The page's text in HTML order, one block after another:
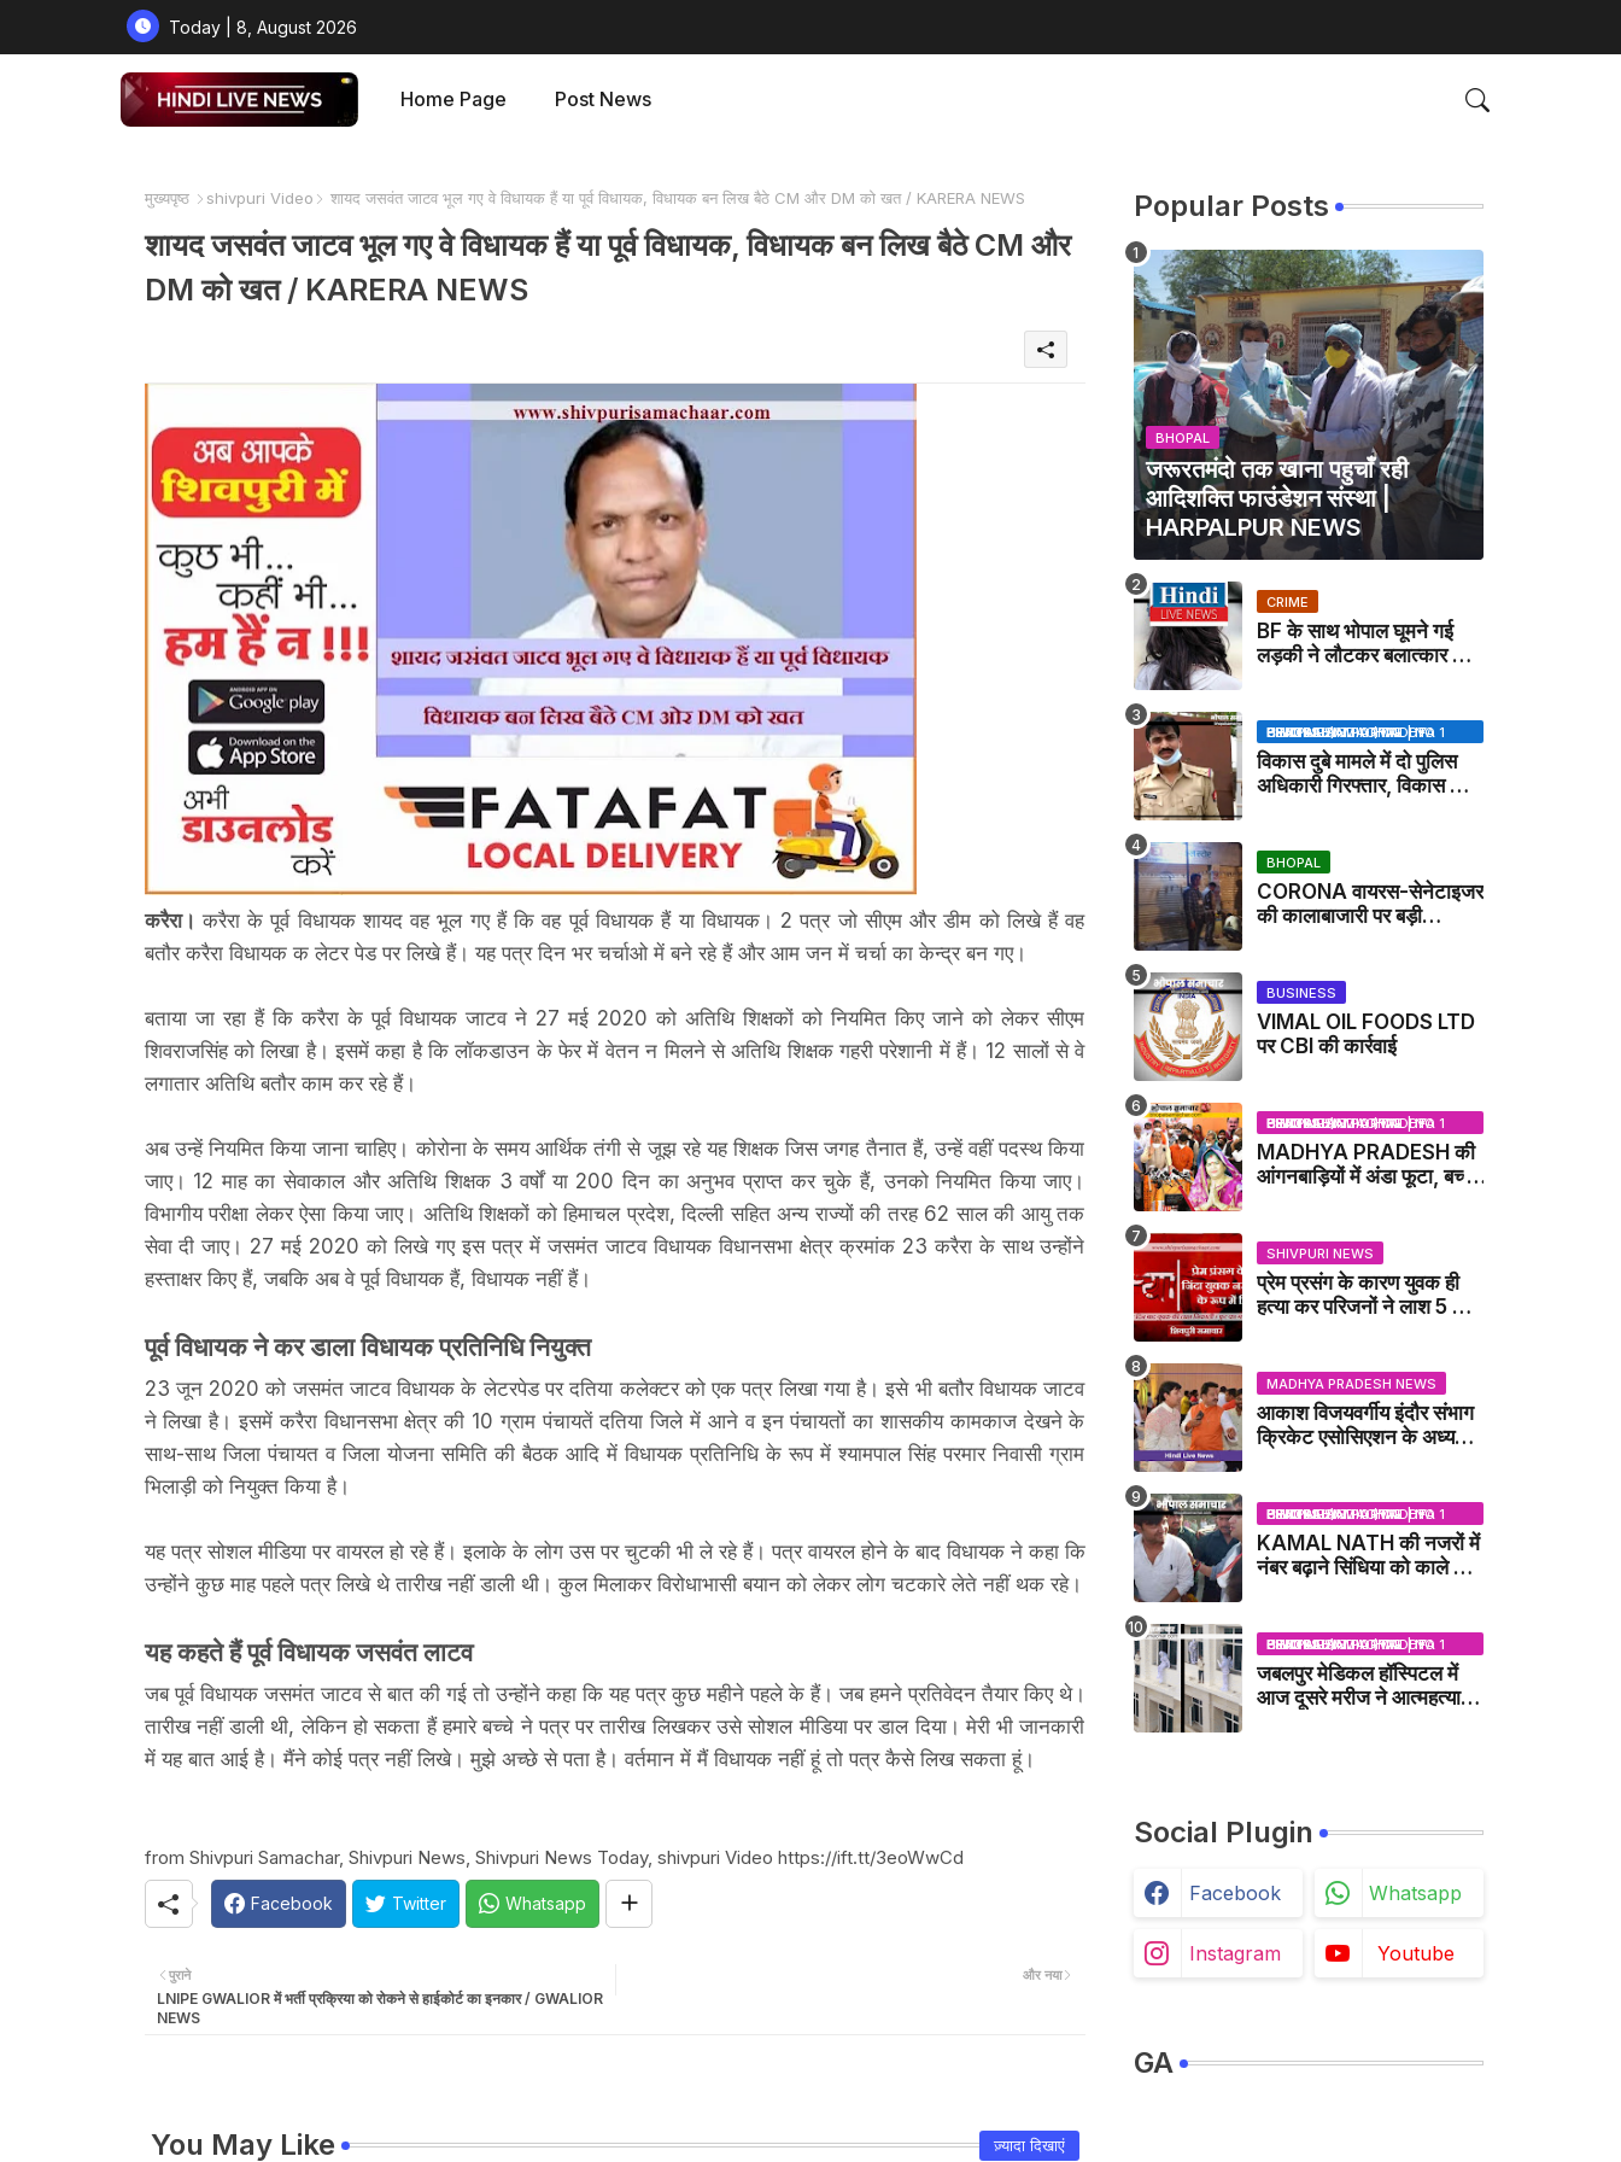
Today | 8, August 2026
Home Page Post News
मुख्यपृष्ठ shivpuri Video शायद जसवंत जाटव भूल गए वे विधायक हैं या पूर्व विधायक, विधायक बन लिख बैठे CM और DM को खत / KARERA NEWS
शायद जसवंत जाटव भूल गए वे विधायक हैं या पूर्व विधायक, विधायक बन लिख बैठे CM और
DM को खत / KARERA NEWS
करैरा। करैरा के पूर्व विधायक शायद वह भूल गए हैं कि वह पूर्व विधायक हैं या विधायक। 2 पत्र जो सीएम और डीम को लिखे हैं वह
बतौर करैरा विधायक क लेटर पेड पर लिखे हैं। यह पत्र दिन भर चर्चाओ में बने रहे हैं और आम जन में चर्चा का केन्द्र बन गए।
बताया जा रहा हैं कि करैरा के पूर्व विधायक जाटव ने 27 मई 2020 को अतिथि शिक्षकों को नियमित किए जाने को लेकर सीएम
शिवराजसिंह को लिखा है। इसमें कहा है कि लॉकडाउन के फेर में वेतन न मिलने से अतिथि शिक्षक गहरी परेशानी में हैं। 12 सालों से वे
लगातार अतिथि बतौर काम कर रहे हैं।
अब उन्हें नियमित किया जाना चाहिए। कोरोना के समय आर्थिक तंगी से जूझ रहे यह शिक्षक जिस जगह तैनात हैं, उन्हें वहीं पदस्थ किया
जाए। 12 माह का सेवाकाल और अतिथि शिक्षक 3 वर्षों या 200 दिन का अनुभव प्राप्त कर चुके हैं, उनको नियमित किया जाए।
विभागीय परीक्षा लेकर ऐसा किया जाए। अतिथि शिक्षकों को हिमाचल प्रदेश, दिल्ली सहित अन्य राज्यों की तरह 62 साल की आयु तक
सेवा दी जाए। 27 मई 2020 को लिखे गए इस पत्र में जसमंत जाटव विधायक विधानसभा क्षेत्र क्रमांक 23 करैरा के साथ उन्होंने
हस्ताक्षर किए हैं, जबकि अब वे पूर्व विधायक हैं, विधायक नहीं हैं।
पूर्व विधायक ने कर डाला विधायक प्रतिनिधि नियुक्त
23 जून 2020 को जसमंत जाटव विधायक के लेटरपेड पर दतिया कलेक्टर को एक पत्र लिखा गया है। इसे भी बतौर विधायक जाटव
ने लिखा है। इसमें करैरा विधानसभा क्षेत्र की 10 ग्राम पंचायतें दतिया जिले में आने व इन पंचायतों का शासकीय कामकाज देखने के
साथ-साथ जिला पंचायत व जिला योजना समिति की बैठक आदि में विधायक प्रतिनिधि के रूप में श्यामपाल सिंह परमार निवासी ग्राम
भिलाड़ी को नियुक्त किया है।
यह पत्र सोशल मीडिया पर वायरल हो रहे हैं। इलाके के लोग उस पर चुटकी भी ले रहे हैं। पत्र वायरल होने के बाद विधायक ने कहा कि
उन्होंने कुछ माह पहले पत्र लिखे थे तारीख नहीं डाली थी। कुल मिलाकर विरोधाभासी बयान को लेकर लोग चटकारे लेते नहीं थक रहे।
यह कहते हैं पूर्व विधायक जसवंत लाटव
जब पूर्व विधायक जसमंत जाटव से बात की गई तो उन्होंने कहा कि यह पत्र कुछ महीने पहले के हैं। जब हमने प्रतिवेदन तैयार किए थे।
तारीख नहीं डाली थी, लेकिन हो सकता हैं हमारे बच्चे ने पत्र पर तारीख लिखकर उसे सोशल मीडिया पर डाल दिया। मेरी भी जानकारी
में यह बात आई है। मैंने कोई पत्र नहीं लिखे। मुझे अच्छे से पता है। वर्तमान में मैं विधायक नहीं हूं तो पत्र कैसे लिख सकता हूं।
from Shivpuri Samachar, Shivpuri News, Shivpuri News Today, shivpuri Video https://ift.tt/3eoWwCd
Facebook Twitter Whatsapp
और नया
पुराने
LNIPE GWALIOR में भर्ती प्रक्रिया को रोकने से हाईकोर्ट का इनकार / GWALIOR
NEWS
You May Like ज़्यादा दिखाएं
Popular Posts
BHOPAL
जरूरतमंदो तक खाना पहुचाँ रही
आदिशक्ति फाउंडेशन संस्था |
HARPALPUR NEWS
CRIME
BF के साथ भोपाल घूमने गई
लड़की ने लौटकर बलात्कार का
BHOPAL SAMACHAR | NO 1 HINDI NEWS PORTAL OF CENTRAL INDIA (MADHYA PRADESH)
विकास दुबे मामले में दो पुलिस
अधिकारी गिरफ्तार, विकास की
BHOPAL
CORONA वायरस-सेनेटाइजर
की कालाबाजारी पर बड़ी
BUSINESS
VIMAL OIL FOODS LTD
पर CBI की कार्रवाई
BHOPAL SAMACHAR | NO 1 HINDI NEWS PORTAL OF CENTRAL INDIA (MADHYA PRADESH)
MADHYA PRADESH की
आंगनबाड़ियों में अंडा फूटा, बच्चों
SHIVPURI NEWS
प्रेम प्रसंग के कारण युवक ही
हत्या कर परिजनों ने लाश 5 फुट
News
MADHYA PRADESH NEWS
आकाश विजयवर्गीय इंदौर संभाग
क्रिकेट एसोसिएशन के अध्यक्ष
BHOPAL SAMACHAR | NO 1 HINDI NEWS PORTAL OF CENTRAL INDIA (MADHYA PRADESH)
KAMAL NATH की नजरों में
नंबर बढ़ाने सिंधिया को काले झंडे
NEWS
BHOPAL SAMACHAR | NO 1 HINDI NEWS PORTAL OF CENTRAL INDIA (MADHYA PRADESH)
जबलपुर मेडिकल हॉस्पिटल में
आज दूसरे मरीज ने आत्महत्या
Social Plugin
Facebook Whatsapp
Instagram Youtube
GA